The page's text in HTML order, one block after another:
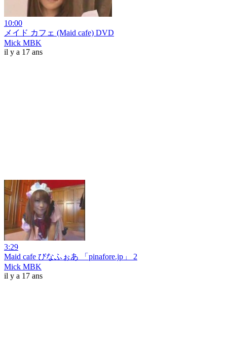
10:00
メイド カフェ (Maid cafe) DVD
Mick MBK
il y a 17 ans
3:29
Maid cafe びなふぉあ 「pinafore.jp」 2
Mick MBK
il y a 17 ans